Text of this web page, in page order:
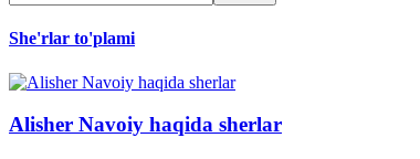
She'rlar to'plami
Alisher Navoiy haqida sherlar